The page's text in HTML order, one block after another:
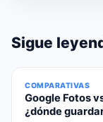
Sigue
COMPARATIVAS
Google Fotos
¿dónde